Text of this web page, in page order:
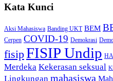
Kata Kunci
Aksi Mahasiswa Banding UKT BEM
Cerpen COVID-19 Demokrasi
fisipFISIP Undip
Merdeka Kekerasan seksual
Lingkungan mahasiswa